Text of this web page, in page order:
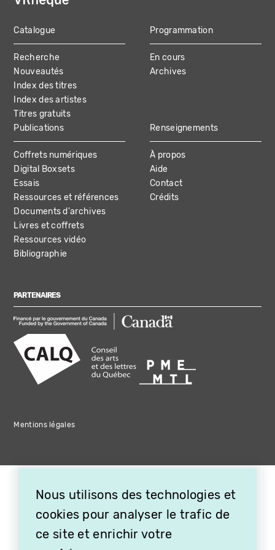
MAIN
NAVIGATION
Catalogue
Recherche
Nouveautés
Index des titres
Index des artistes
Titres gratuits
Programmation
En cours
Archives
Publications
Coffrets numériques
Digital Boxsets
Essais
Ressources et références
Documents d'archives
Livres et coffrets
Ressources vidéo
Bibliographie
Renseignements
À propos
Aide
Contact
Crédits
PARTENAIRES
Mentions légales
Nous utilisons des technologies et
cookies pour analyser le trafic de
ce site et enrichir votre